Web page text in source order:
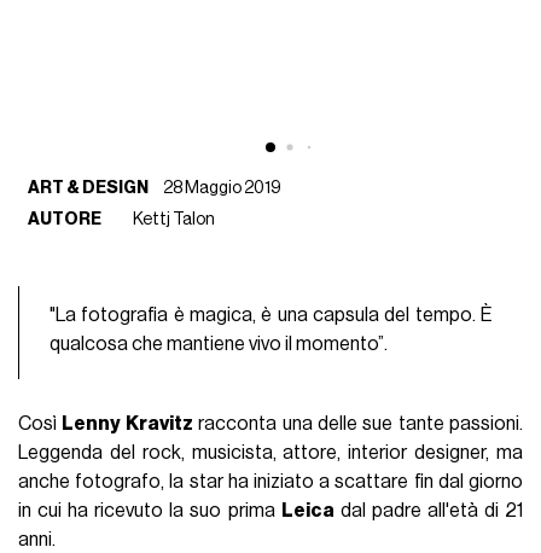
ART & DESIGN
28 Maggio 2019
AUTORE
Kettj Talon
"La fotografia è magica, è una capsula del tempo. È
qualcosa che mantiene vivo il momento”.
Così Lenny Kravitz racconta una delle sue tante passioni.
Leggenda del rock, musicista, attore, interior designer, ma
anche fotografo, la star ha iniziato a scattare fin dal giorno
in cui ha ricevuto la suo prima Leica dal padre all'età di 21
anni.